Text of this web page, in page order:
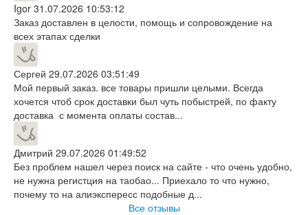
Igor 31.07.2026 10:53:12
Заказ доставлен в целости, помощь и сопровождение на
всех этапах сделки
Сергей 29.07.2026 03:51:49
Мой первый заказ. все товары пришли целыми. Всегда
хочется чтоб срок доставки был чуть побыстрей, по факту
доставка с момента оплаты состав...
Дмитрий 29.07.2026 01:49:52
Без проблем нашел через поиск на сайте - что очень удобно,
не нужна регистция на таобао... Приехало то что нужно,
почему то на алиэкспересс подобные д...
Все отзывы